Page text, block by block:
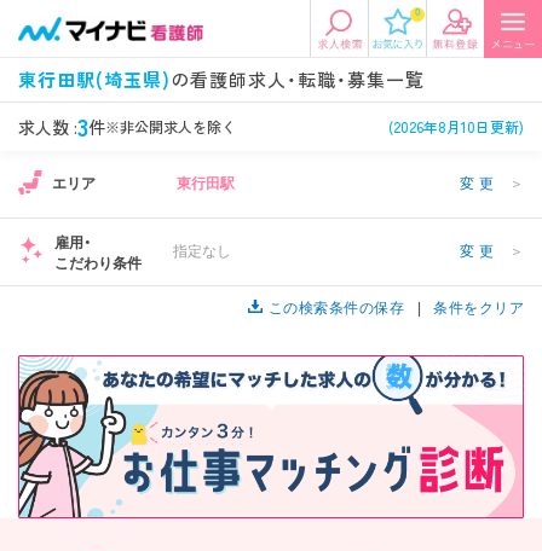
0
東行田駅(埼玉県)の看護師求人・転職・募集一覧
求人数 :3件※非公開求人を除く (2026年8月10日更新)
エリアから探す
エリアから探す 駅・路線から探す
関東
東海 関西
北海道・東北 中国・四国
九州・沖縄
希望の求人条件を選択
条件項目の選択に戻る
看護師、准看護師など 常勤、夜勤なし可など
施設形態 担当業務
病棟、外来など
診察科目
美容外科、
循環器内科など
こだわり条件
未経験歓迎、
年収
年収500万円以上など
雇用形態
正社員、契約社員など
エリア 東行田駅 変更 ＞
雇用・
こだわり条件
指定なし 変更 ＞
この検索条件の保存 条件をクリア